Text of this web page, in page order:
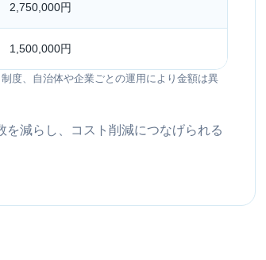
2,750,000円
1,500,000円
度、自治体や企業ごとの運用により金額は異
減らし、コスト削減につなげられる